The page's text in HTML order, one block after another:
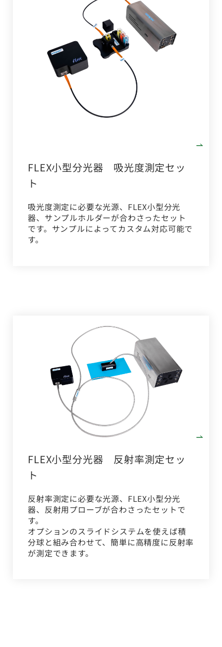
FLEX小型分光器 吸光度測定セッ
ト
吸光度測定に必要な光源、FLEX小型分光
器、サンプルホルダーが合わさったセット
です。サンプルによってカスタム対応可能で
す。
FLEX小型分光器 反射率測定セッ
ト
反射率測定に必要な光源、FLEX小型分光
器、反射用プローブが合わさったセットで
す。
オプションのスライドシステムを使えば積
分球と組み合わせて、簡単に高精度に反射率
が測定できます。